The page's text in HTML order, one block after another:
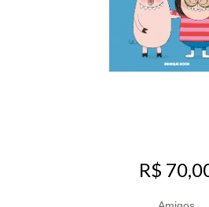
R$